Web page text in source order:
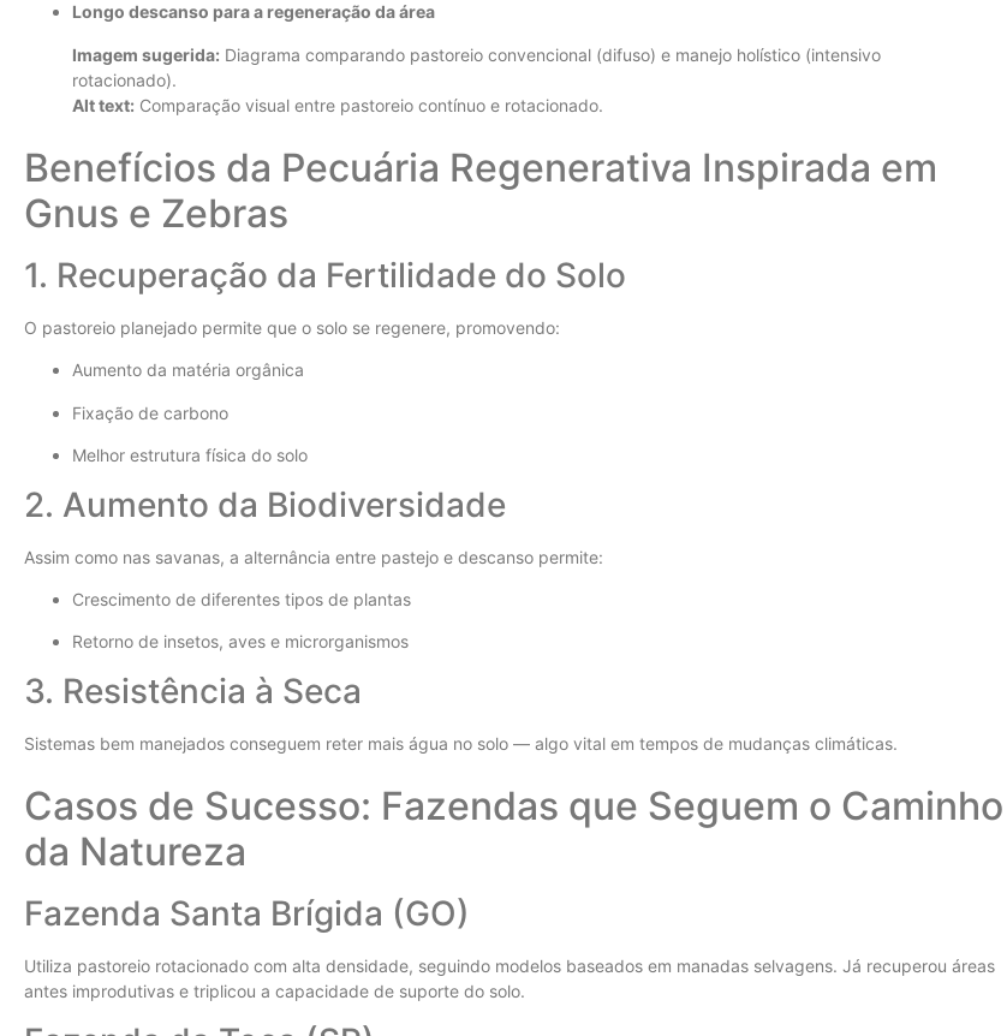
Longo descanso para a regeneração da área
Imagem sugerida: Diagrama comparando pastoreio convencional (difuso) e manejo holístico (intensivo
rotacionado).
Alt text: Comparação visual entre pastoreio contínuo e rotacionado.
Benefícios da Pecuária Regenerativa Inspirada em
Gnus e Zebras
1. Recuperação da Fertilidade do Solo
O pastoreio planejado permite que o solo se regenere, promovendo:
Aumento da matéria orgânica
Fixação de carbono
Melhor estrutura física do solo
2. Aumento da Biodiversidade
Assim como nas savanas, a alternância entre pastejo e descanso permite:
Crescimento de diferentes tipos de plantas
Retorno de insetos, aves e microrganismos
3. Resistência à Seca
Sistemas bem manejados conseguem reter mais água no solo — algo vital em tempos de mudanças climáticas.
Casos de Sucesso: Fazendas que Seguem o Caminho
da Natureza
Fazenda Santa Brígida (GO)
Utiliza pastoreio rotacionado com alta densidade, seguindo modelos baseados em manadas selvagens. Já recuperou áreas
antes improdutivas e triplicou a capacidade de suporte do solo.